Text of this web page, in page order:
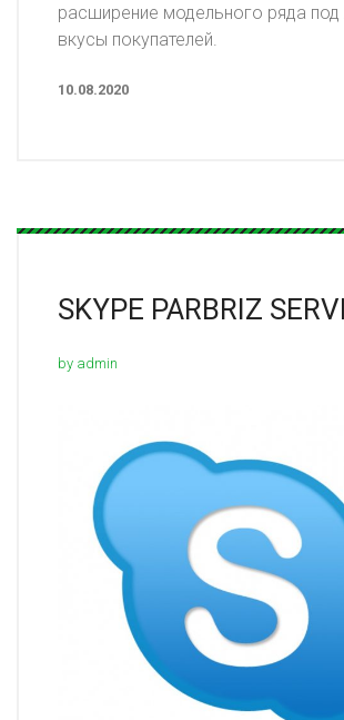
расширение модельного ряда
вкусы покупателей.
10.08.2020
SKYPE PARBRIZ
by admin